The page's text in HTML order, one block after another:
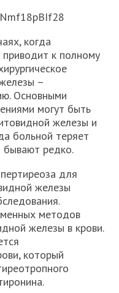
когда
к полному
–
Основными
могут быть
железы и
больной теряет
бывают редко.
для
железы
методов
железы в крови.
который